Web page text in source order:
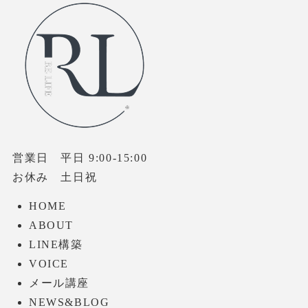
営業日 平日 9:00-15:00
お休み 土日祝
HOME
ABOUT
LINE構築
VOICE
メール講座
NEWS&BLOG